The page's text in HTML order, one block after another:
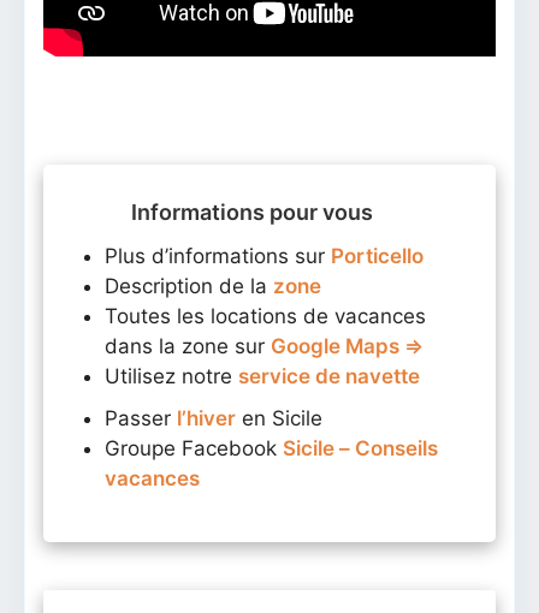
Informations pour vous
Plus d’informations sur Porticello
Description de la zone
Toutes les locations de vacances
dans la zone sur Google Maps ⇒
Utilisez notre service de navette
Passer l’hiver en Sicile
Groupe Facebook Sicile – Conseils
vacances